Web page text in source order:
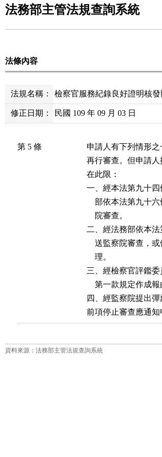
法務部主管法規查詢系統
法條內容
法規名稱： 檢察官服務紀錄良好證明核
修正日期： 民國 109 年 09 月 03 日
第 5 條
申請人有下列情形
再行審查。但申請
在此限：
一、經本法第九十
部依本法第九十
    院審查。
二、經法務部依本
送監察院審查，
    理。
三、經檢察官評鑑
第一款規定作成
四、經監察院提出彈
前項停止審查應通知
資料來源：法務部主管法規查詢系統